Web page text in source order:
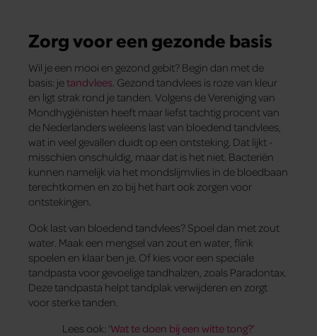
Zorg voor een gezonde basis
Wil je een mooi en gezond gebit? Begin dan met de
basis: jetandvlees . Gezond tandvlees is roze van kleur
en ligt strak rond je tanden. Volgens de Vereniging van
Mondhygiënisten heeft maar liefst tachtig ­procent van
de Nederlanders weleens last van bloedend tandvlees,
wat in veel gevallen duidt op een ontsteking. Dat lijkt ­
misschien onschuldig, maar dat is het niet. Bacteriën
kunnen namelijk via het mondslijmvlies in de bloedbaan
terecht­komen en zo bij het hart ook zorgen voor
ontstekingen.
Ook last van bloedend tandvlees? Spoel dan met zout
water. Maak een mengsel van zout en water, flink
spoelen en klaar ben je. Of kies voor een speciale
tandpasta voor gevoelige tandhalzen, zoals Paradontax.
Deze tandpasta helpt tandplak verwijderen en zorgt
voor sterke tanden.
Lees ook: ‘Wat te doen bij een witte tong?’